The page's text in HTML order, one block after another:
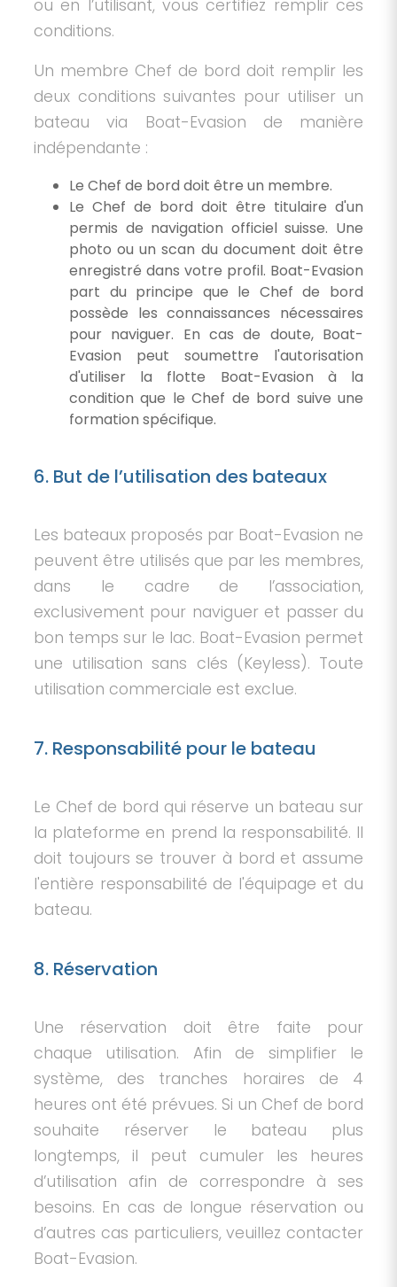
ou en l’utilisant, vous certifiez remplir ces
conditions.
Un membre Chef de bord doit remplir les
deux conditions suivantes pour utiliser un
bateau via Boat-Evasion de manière
indépendante :
Le Chef de bord doit être un membre.
Le Chef de bord doit être titulaire d'un
permis de navigation officiel suisse. Une
photo ou un scan du document doit être
enregistré dans votre profil. Boat-Evasion
part du principe que le Chef de bord
possède les connaissances nécessaires
pour naviguer. En cas de doute, Boat-
Evasion peut soumettre l'autorisation
d'utiliser la flotte Boat-Evasion à la
condition que le Chef de bord suive une
formation spécifique.
6. But de l’utilisation des bateaux
Les bateaux proposés par Boat-Evasion ne
peuvent être utilisés que par les membres,
dans le cadre de l’association,
exclusivement pour naviguer et passer du
bon temps sur le lac. Boat-Evasion permet
une utilisation sans clés (Keyless). Toute
utilisation commerciale est exclue.
7. Responsabilité pour le bateau
Le Chef de bord qui réserve un bateau sur
la plateforme en prend la responsabilité. Il
doit toujours se trouver à bord et assume
l'entière responsabilité de l'équipage et du
bateau.
8. Réservation
Une réservation doit être faite pour
chaque utilisation. Afin de simplifier le
système, des tranches horaires de 4
heures ont été prévues. Si un Chef de bord
souhaite réserver le bateau plus
longtemps, il peut cumuler les heures
d’utilisation afin de correspondre à ses
besoins. En cas de longue réservation ou
d’autres cas particuliers, veuillez contacter
Boat-Evasion.